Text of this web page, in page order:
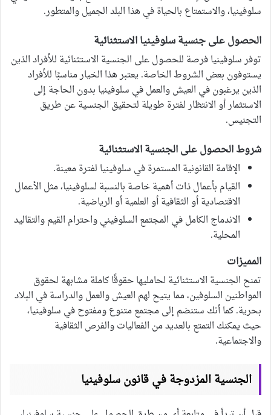
سلوفينيا، والاستمتاع بالحياة في هذا البلد الجميل والمتطور.
الحصول على جنسية سلوفينيا الاستثنائية
توفر سلوفينيا فرصة للحصول على الجنسية الاستثنائية للأفراد الذين
يستوفون بعض الشروط الخاصة. يعتبر هذا الخيار مناسبًا للأفراد
الذين يرغبون في العيش والعمل في سلوفينيا بدون الحاجة إلى
الاستثمار أو الانتظار لفترة طويلة لتحقيق الجنسية عن طريق
التجنيس.
شروط الحصول على الجنسية الاستثنائية
الإقامة القانونية المستمرة في سلوفينيا لفترة معينة.
القيام بأعمال ذات أهمية خاصة بالنسبة لسلوفينيا، مثل الأعمال
الاقتصادية أو الثقافية أو العلمية أو الرياضية.
الاندماج الكامل في المجتمع السلوفيني واحترام القيم والتقاليد
المحلية.
المميزات
تمنح الجنسية الاستثنائية لحامليها حقوقًا كاملة مشابهة لحقوق
المواطنين السلوفين، مما يتيح لهم العيش والعمل والدراسة في البلاد
بحرية. كما أنك ستنضم إلى مجتمع متنوع ومفتوح في سلوفينيا،
حيث يمكنك التمتع بالعديد من الفعاليات والفرص الثقافية
والاجتماعية.
الجنسية المزدوجة في قانون سلوفينيا